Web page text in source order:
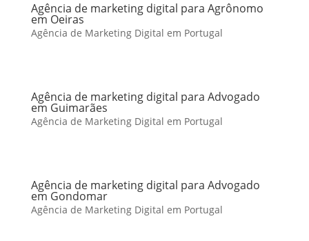
Agência de marketing digital para Agrônomo
em Oeiras
Agência de Marketing Digital em Portugal
Agência de marketing digital para Advogado
em Guimarães
Agência de Marketing Digital em Portugal
Agência de marketing digital para Advogado
em Gondomar
Agência de Marketing Digital em Portugal